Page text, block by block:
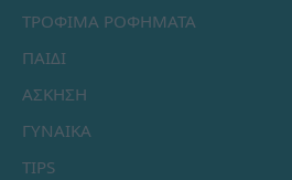
ΤΡΟΦΙΜΑ ΡΟΦΗΜΑΤΑ
ΠΑΙΔΙ
ΑΣΚΗΣΗ
ΓΥΝΑΙΚΑ
TIPS